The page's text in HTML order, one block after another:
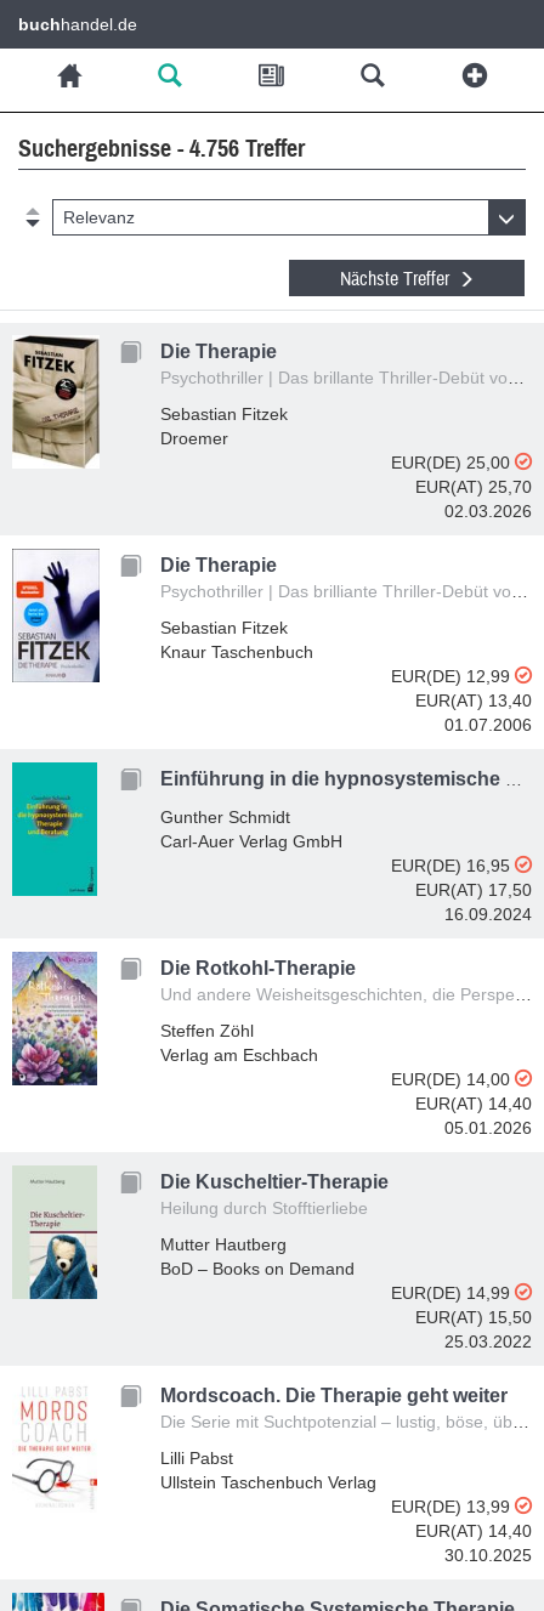
buchhandel.de
Suchergebnisse - 4.756 Treffer
Relevanz
Nächste Treffer
Die Therapie
Psychothriller | Das brillante Thriller-Debüt von Sebastian Fitzek jetzt als Hardcover-Sonderausgabe
Sebastian Fitzek
Droemer
EUR(DE) 25,00
EUR(AT) 25,70
02.03.2026
Die Therapie
Psychothriller | Das brilliante Thriller-Debüt von Sebastian Fitzek
Sebastian Fitzek
Knaur Taschenbuch
EUR(DE) 12,99
EUR(AT) 13,40
01.07.2006
Gunther Schmidt
Carl-Auer Verlag GmbH
EUR(DE) 16,95
EUR(AT) 17,50
16.09.2024
Die Rotkohl-Therapie
Und andere Weisheitsgeschichten, die Perspektiven verändern und glücklich machen
Steffen Zöhl
Verlag am Eschbach
EUR(DE) 14,00
EUR(AT) 14,40
05.01.2026
Die Kuscheltier-Therapie
Heilung durch Stofftierliebe
Mutter Hautberg
BoD – Books on Demand
EUR(DE) 14,99
EUR(AT) 15,50
25.03.2022
Mordscoach. Die Therapie geht weiter
Die Serie mit Suchtpotenzial – lustig, böse, überraschend und leider identifikatorisch
Lilli Pabst
Ullstein Taschenbuch Verlag
EUR(DE) 13,99
EUR(AT) 14,40
30.10.2025